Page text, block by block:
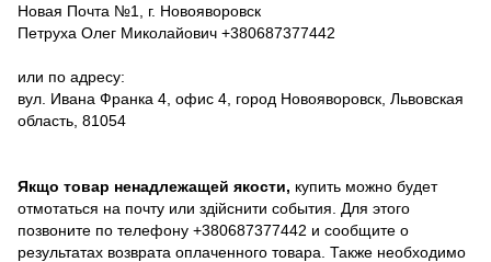
Новая Почта №1, г. Новояворовск
Петруха Олег Миколайович +380687377442
или по адресу:
вул. Ивана Франка 4, офис 4, город Новояворовск, Львовская
область, 81054
Якщо товар ненадлежащей якости, купить можно будет
отмотаться на почту или здійснити события. Для этого
позвоните по телефону +380687377442 и сообщите о
результатах возврата оплаченного товара. Также необходимо